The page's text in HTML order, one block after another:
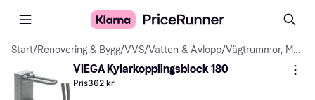
Start/Renovering & Bygg/VVS/Vatten & Avlopp/ Vägtrummor, Mark- & Dräneringsrör
VIEGA Kylarkopplingsblock 180
Pris362 kr